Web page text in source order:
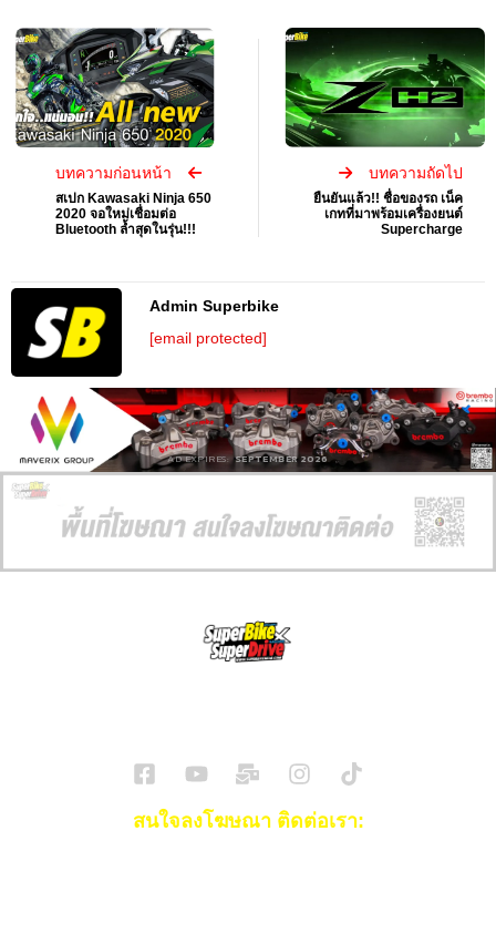
บทความก่อนหน้า
สเปก Kawasaki Ninja 650
2020 จอใหม่เชื่อมต่อ
Bluetooth ล้ำสุดในรุ่น!!!
บทความถัดไป
ยืนยันแล้ว!! ชื่อของรถ เน็ค
เกทที่มาพร้อมเครื่องยนต์
Supercharge
Admin Superbike
[email protected]
AD EXPIRES: SEPTEMBER 2026
สนใจลงโฆษณา ติดต่อเรา: